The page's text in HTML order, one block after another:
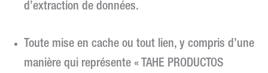
d’extraction de données.
Toute mise en cache ou tout lien, y compris d’une
manière qui représente « TAHE PRODUCTOS